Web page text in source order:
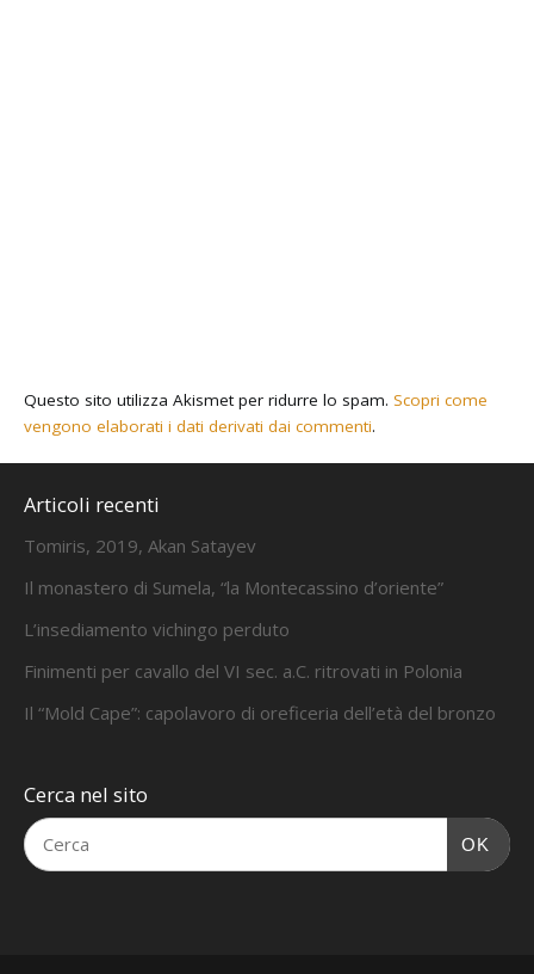
Questo sito utilizza Akismet per ridurre lo spam. Scopri come
vengono elaborati i dati derivati dai commenti.
Articoli recenti
Tomiris, 2019, Akan Satayev
Il monastero di Sumela, “la Montecassino d’oriente”
L’insediamento vichingo perduto
Finimenti per cavallo del VI sec. a.C. ritrovati in Polonia
Il “Mold Cape”: capolavoro di oreficeria dell’età del bronzo
Cerca nel sito
OK